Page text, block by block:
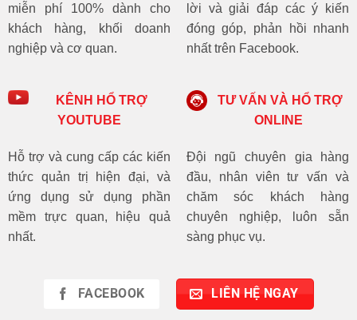
miễn phí 100% dành cho
khách hàng, khối doanh
nghiệp và cơ quan.
lời và giải đáp các ý kiến
đóng góp, phản hồi nhanh
nhất trên Facebook.
KÊNH HỔ TRỢ
YOUTUBE
Hỗ trợ và cung cấp các kiến
thức quản trị hiện đại, và
ứng dụng sử dụng phần
mềm trực quan, hiệu quả
nhất.
TƯ VẤN VÀ HỔ TRỢ
ONLINE
Đội ngũ chuyên gia hàng
đầu, nhân viên tư vấn và
chăm sóc khách hàng
chuyên nghiệp, luôn sẵn
sàng phục vụ.
FACEBOOK LIÊN HỆ NGAY